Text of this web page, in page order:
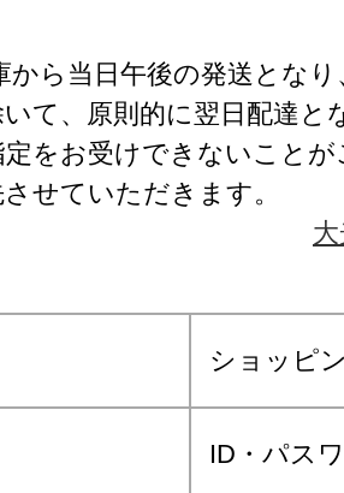
ら当日午後の発送となり
て、原則的に翌日配達と
をお受けできないこと
せていただきます。
ショッピ
ID・パス